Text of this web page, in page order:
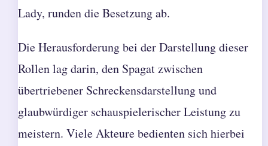
Lady, runden die Besetzung ab.
Die Herausforderung bei der Darstellung dieser
Rollen lag darin, den Spagat zwischen
übertriebener Schreckensdarstellung und
glaubwürdiger schauspielerischer Leistung zu
meistern. Viele Akteure bedienten sich hierbei